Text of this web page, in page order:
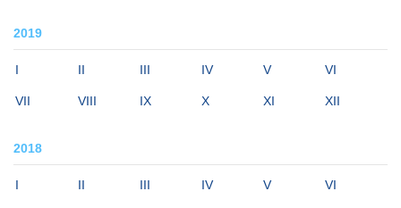
2019
I II III IV V VI
VII VIII IX X XI XII
2018
I II III IV V VI